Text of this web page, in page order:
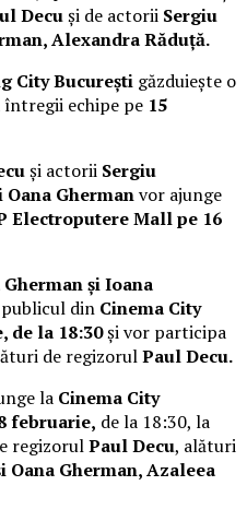
Decuși de actorii Sergiu
Alexandra Răduță.
City București găzduiește o
echipe pe 15
și actorii Sergiu
Oana Ghermanvor ajunge
Electroputere Mall pe 16
și Ioana
din Cinema City
de la 18:30și vor participa
de regizorulPaul Decu.
la Cinema City
februarie, de la 18:30, la
regizorulPaul Decu, alături
Oana Gherman, Azaleea